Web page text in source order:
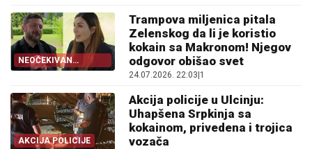
NEOČEKIVAN
INTERVJU
Trampova miljenica pitala
Zelenskog da li je koristio
kokain sa Makronom! Njegov
odgovor obišao svet
24.07.2026. 22:03 1
AKCIJA POLICIJE
Akcija policije u Ulcinju:
Uhapšena Srpkinja sa
kokainom, privedena i trojica
vozača